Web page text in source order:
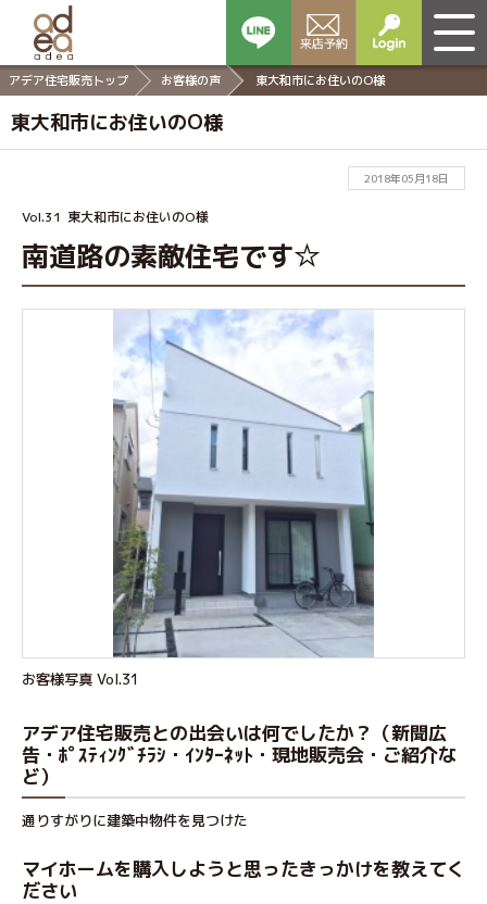
アデア住宅販売トップ お客様の声 東大和市にお住いのO様
東大和市にお住いのO様
2018年05月18日
Vol.31 東大和市にお住いのO様
南道路の素敵住宅です☆
お客様写真 Vol.31
アデア住宅販売との出会いは何でしたか？（新聞広
告・ﾎﾟｽﾃｨﾝｸﾞﾁﾗｼ・ｲﾝﾀｰﾈｯﾄ・現地販売会・ご紹介な
ど）
通りすがりに建築中物件を見つけた
マイホームを購入しようと思ったきっかけを教えてく
ださい